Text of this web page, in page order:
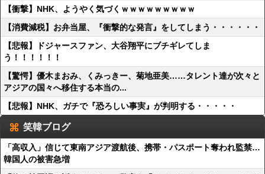
【衝撃】NHK、ようやく気づくｗｗｗｗｗｗｗｗｗ
【消費減税】お弁当屋、『衝撃的な発言』をしてしまう・・・・・・
【悲報】ドジャースファン、大谷翔平にブチギレてしま
う！！！！！！
【驚愕】優木まおみ、くみっきー、菊地亜美……タレント達が次々と
アジアの国々へ移住する本当の...
【悲報】NHK、ガチで『恐ろしい事実』が判明する・・・・・
笑韓ブログ
「高収入」信じて東南アジア渡航後、携帯・パスポート奪われ監禁…
韓国人の被害急増